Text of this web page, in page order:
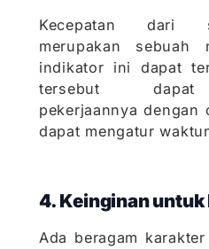
Kecepatan dari
merupakan
indikator ini dapat
tersebut dapat
pekerjaannya dengan
dapat mengatur
4. Keinginan untuk
Ada beragam